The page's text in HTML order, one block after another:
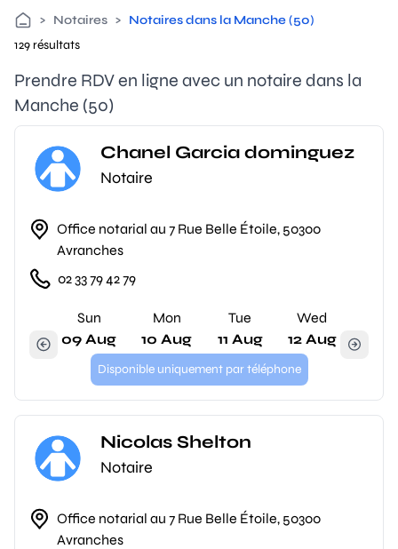
> Notaires > Notaires dans la Manche (50)
129 résultats
Prendre RDV en ligne avec un notaire dans la
Manche (50)
Chanel Garcia dominguez
Notaire
Office notarial au 7 Rue Belle Étoile, 50300
Avranches
02 33 79 42 79
Sun
09 Aug
Mon
10 Aug
Tue
11 Aug
Wed
12 Aug
Disponible uniquement par téléphone
Nicolas Shelton
Notaire
Office notarial au 7 Rue Belle Étoile, 50300
Avranches